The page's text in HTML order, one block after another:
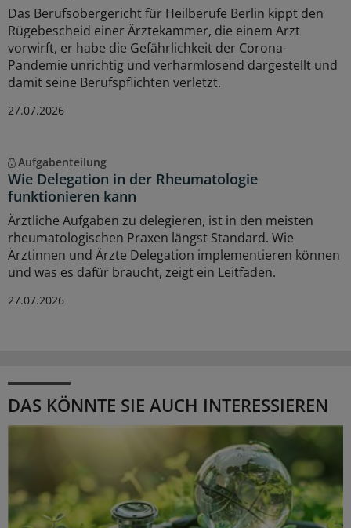
Das Berufsobergericht für Heilberufe Berlin kippt den
Rügebescheid einer Ärztekammer, die einem Arzt
vorwirft, er habe die Gefährlichkeit der Corona-
Pandemie unrichtig und verharmlosend dargestellt und
damit seine Berufspflichten verletzt.
27.07.2026
Aufgabenteilung
Wie Delegation in der Rheumatologie
funktionieren kann
Ärztliche Aufgaben zu delegieren, ist in den meisten
rheumatologischen Praxen längst Standard. Wie
Ärztinnen und Ärzte Delegation implementieren können
und was es dafür braucht, zeigt ein Leitfaden.
27.07.2026
DAS KÖNNTE SIE AUCH INTERESSIEREN